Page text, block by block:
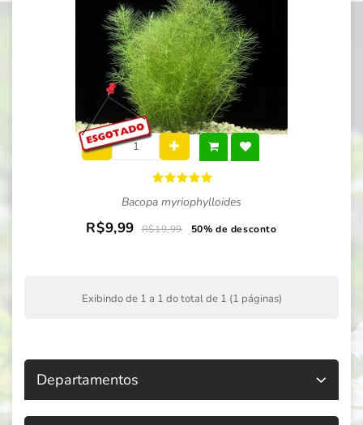
Bacopa myriophylloides
R$9,99 R$19,99 50% de desconto
Exibindo de 1 a 1 do total de 1 (1 páginas)
Departamentos